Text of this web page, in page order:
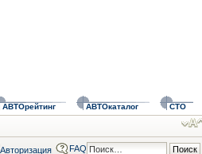
АВТОрейтинг АВТОкаталог СТО
FAQ